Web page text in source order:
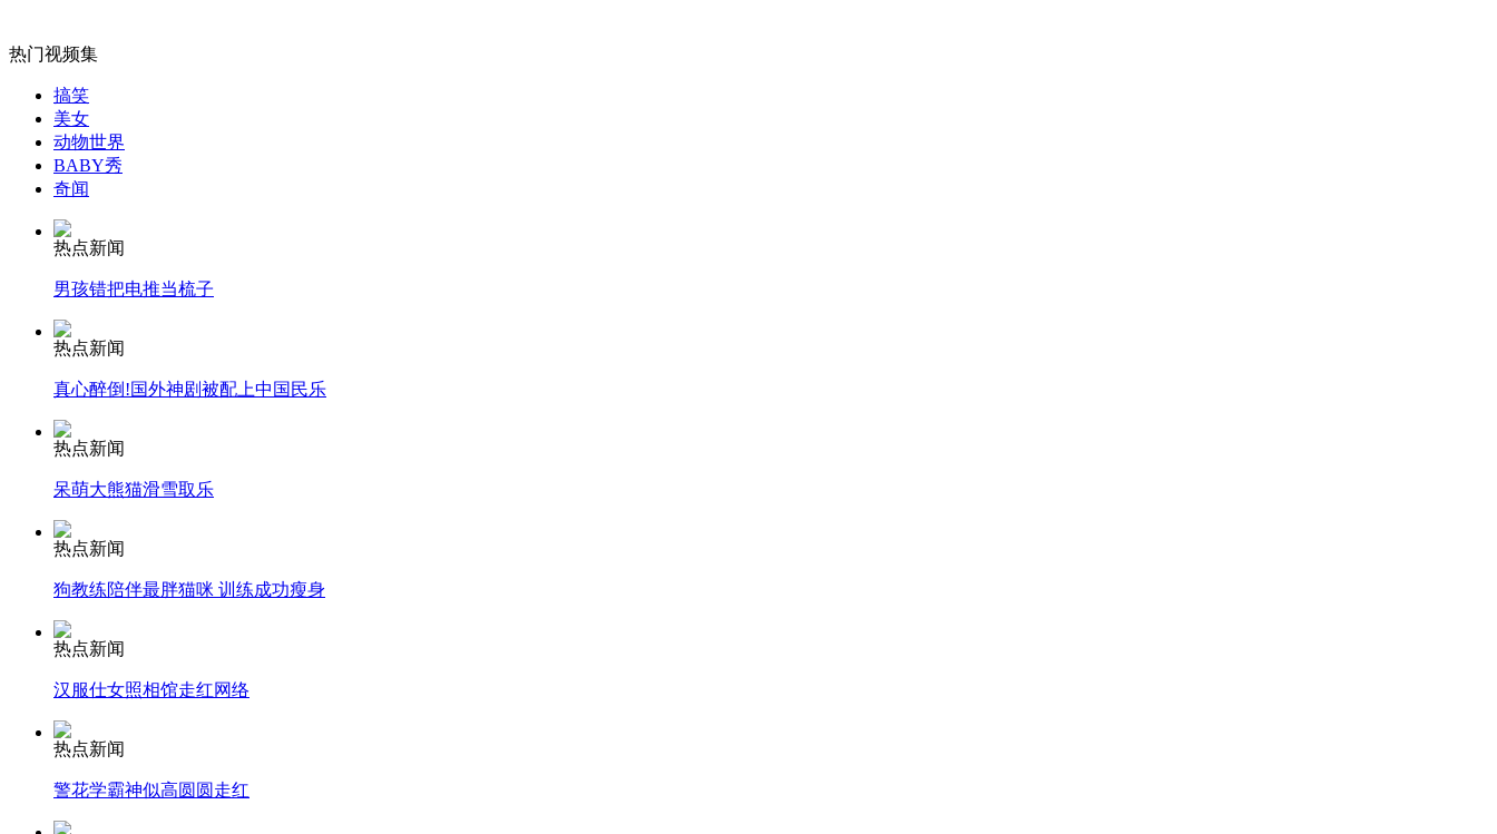
外交部：反对强权政治霸凌主义
外交部：有关国家言论片面不公正
安徽一实载49人客车翻车
走！跟着总书记去植树
消防员救轻生者
纽约上演“枕头大战”
热门视频集
搞笑
美女
动物世界
BABY秀
奇闻
热点新闻
男孩错把电推当梳子
热点新闻
真心醉倒!国外神剧被配上中国民乐
热点新闻
呆萌大熊猫滑雪取乐
热点新闻
狗教练陪伴最胖猫咪 训练成功瘦身
热点新闻
汉服仕女照相馆走红网络
热点新闻
警花学霸神似高圆圆走红